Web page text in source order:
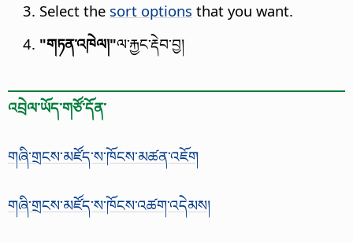
Select the sort options that you want.
"གཏན་འཁེལ།"ལ་རྐྱང་རྡེབ་བྱ།
འབྲེལ་ཡོད་གཙོ་དོན་
གཞི་གྲངས་མཛོད་ས་ཁོངས་མཚན་འཇོག
གཞི་གྲངས་མཛོད་ས་ཁོངས་འཚག་འདེམས།